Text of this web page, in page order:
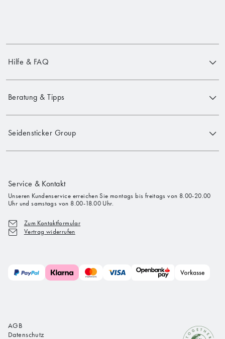
Hilfe & FAQ
Beratung & Tipps
Seidensticker Group
Service & Kontakt
Unseren Kundenservice erreichen Sie montags bis freitags von 8.00-20.00
Uhr und samstags von 8.00-18.00 Uhr.
Zum Kontaktformular
Vertrag widerrufen
AGB
Datenschutz